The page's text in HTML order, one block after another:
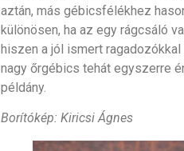
aztán, más gébicsfélékhez
különösen, ha az egy rágcsáló
hiszen a jól ismert
nagy őrgébics tehát egyszerre
példány.
Borítókép: Kiricsi Ágnes